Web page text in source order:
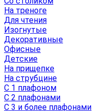
На треноге
Для чтения
Изогнутые
Декоративные
Офисные
Детские
На прищепке
На струбцине
С 1 плафоном
С 2 плафонами
С 3 и более плафонами